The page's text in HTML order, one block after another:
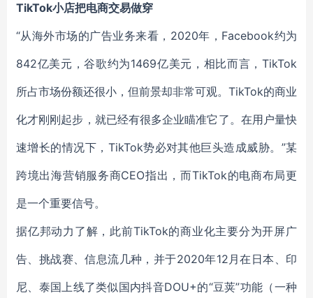
TikTok小店把电商交易做穿
“从海外市场的广告业务来看，2020年，Facebook约为
842亿美元，谷歌约为1469亿美元，相比而言，TikTok
所占市场份额还很小，但前景却非常可观。TikTok的商业
化才刚刚起步，就已经有很多企业瞄准它了。在用户量快
速增长的情况下，TikTok势必对其他巨头造成威胁。”某
跨境出海营销服务商CEO指出，而TikTok的电商布局更
是一个重要信号。
据亿邦动力了解，此前TikTok的商业化主要分为开屏广
告、挑战赛、信息流几种，并于2020年12月在日本、印
尼、泰国上线了类似国内抖音DOU+的“豆荚”功能（一种